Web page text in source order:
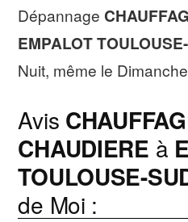
Dépannage
EMPALOT
Nuit, même le Dimanche
Avis
CHAUDIERE à
TOULOUSE-
de Moi :